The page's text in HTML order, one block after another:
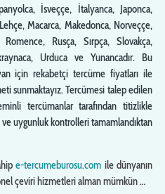
İsveççe, İtalyanca, Japonca,
Macarca, Makedonca, Norveççe,
Rusça, Sırpça, Slovakça,
Urduca ve Yunancadır. Bu
için rekabetçi tercüme fiyatları ile
sunmaktayız. Tercümesi talep edilen
tercümanlar tarafından titizlikle
uygunluk kontrolleri tamamlandıktan
e-tercumeburosu.com ile dünyanın
çeviri hizmetleri alman mümkün …